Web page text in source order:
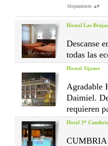
Alojamiento
Hostal Las Brujas
Descanse
todas las
Hostal Jijones
Agradable
Daimiel.
requieren
Hotel 3*
CUMBRIA